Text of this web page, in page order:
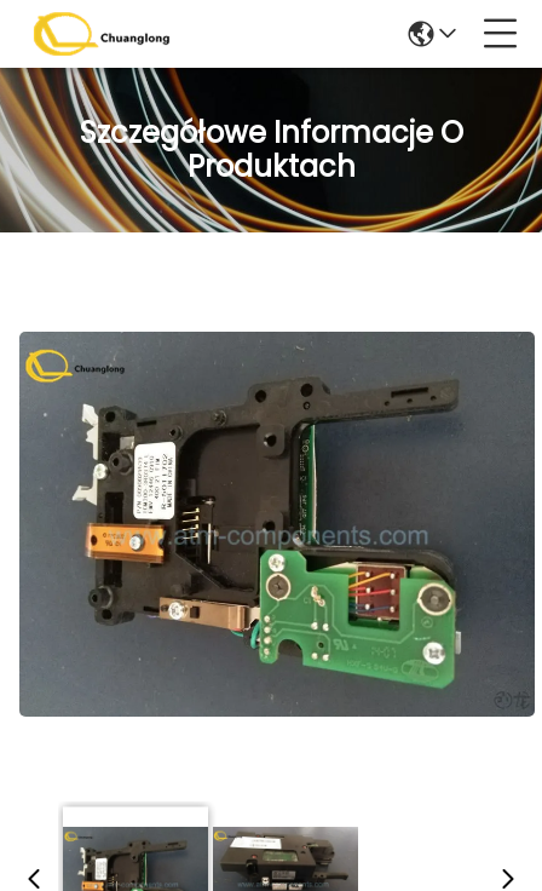
Szczegółowe Informacje O
Produktach